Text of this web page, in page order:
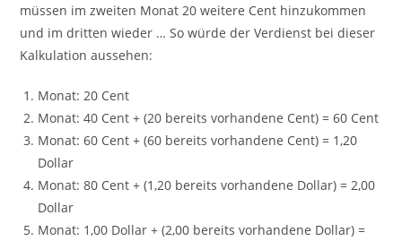
müssen im zweiten Monat 20 weitere Cent hinzukommen
und im dritten wieder … So würde der Verdienst bei dieser
Kalkulation aussehen:
Monat: 20 Cent
Monat: 40 Cent + (20 bereits vorhandene Cent) = 60 Cent
Monat: 60 Cent + (60 bereits vorhandene Cent) = 1,20
Dollar
Monat: 80 Cent + (1,20 bereits vorhandene Dollar) = 2,00
Dollar
Monat: 1,00 Dollar + (2,00 bereits vorhandene Dollar) =